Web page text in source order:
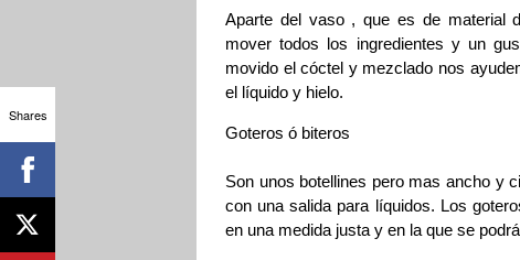
Aparte del vaso , que es de material
mover todos los ingredientes y un
movido el cóctel y mezclado nos
el líquido y hielo.
Goteros ó biteros
Son unos botellines pero mas ancho y
con una salida para líquidos. Los
en una medida justa y en la que se
Shares